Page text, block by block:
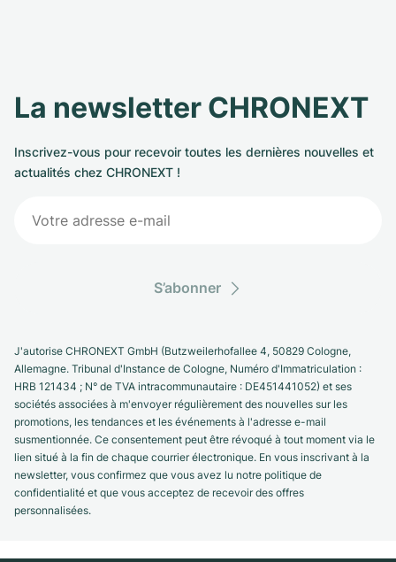
La newsletter CHRONEXT
Inscrivez-vous pour recevoir toutes les dernières nouvelles et
actualités chez CHRONEXT !
S’abonner
J'autorise CHRONEXT GmbH (Butzweilerhofallee 4, 50829 Cologne,
Allemagne. Tribunal d'Instance de Cologne, Numéro d'Immatriculation :
HRB 121434 ; N° de TVA intracommunautaire : DE451441052) et ses
sociétés associées à m'envoyer régulièrement des nouvelles sur les
promotions, les tendances et les événements à l'adresse e-mail
susmentionnée. Ce consentement peut être révoqué à tout moment via le
lien situé à la fin de chaque courrier électronique. En vous inscrivant à la
newsletter, vous confirmez que vous avez lu notre politique de
confidentialité et que vous acceptez de recevoir des offres
personnalisées.